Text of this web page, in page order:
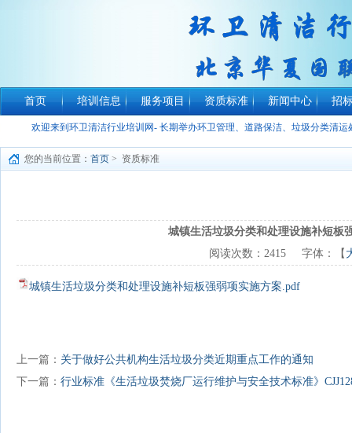
首页 培训信息 服务项目 资质标准 新闻中心 招
欢迎来到环卫清洁行业培训网- 长期举办环卫管理、道路保洁、垃圾分类清
您的当前位置： 首页 > 资质标准
城镇生活垃圾分类和处理设施补短板
阅读次数： 2415 字体：【
城镇生活垃圾分类和处理设施补短板强弱项实施方案.pdf
上一篇： 关于做好公共机构生活垃圾分类近期重点工作的通知
下一篇： 行业标准《生活垃圾焚烧厂运行维护与安全技术标准》